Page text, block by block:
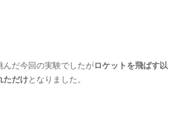
んだ今回の実験でしたがロケットを飛ばす以
ただけとなりました。